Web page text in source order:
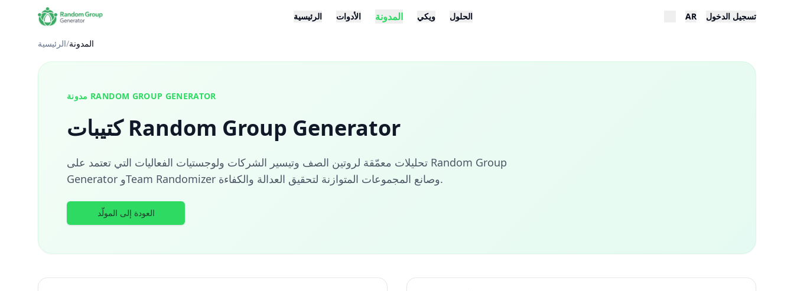
الرئيسية الأدوات المدونة ويكي الحلول AR تسجيل الدخول
الرئيسية/المدونة
مدونة RANDOM GROUP GENERATOR
كتيبات Random Group Generator
تحليلات معمّقة لروتين الصف وتيسير الشركات ولوجستيات الفعاليات التي تعتمد على Random Group
Generator وTeam Randomizer وصانع المجموعات المتوازنة لتحقيق العدالة والكفاءة.
العودة إلى المولّد